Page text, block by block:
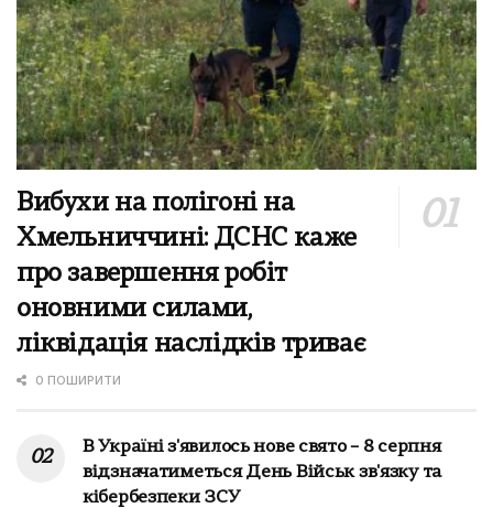
Вибухи на полігоні на
Хмельниччині: ДСНС каже
про завершення робіт
оновними силами,
ліквідація наслідків триває
0 ПОШИРИТИ
В Україні з'явилось нове свято – 8 серпня
відзначатиметься День Військ зв'язку та
кібербезпеки ЗСУ